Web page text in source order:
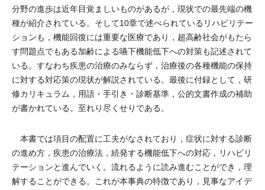
分野の進歩は近年目覚ましいものがあるが，現状での最先端の機
種が紹介されている。そして10章で述べられているリハビリテー
ションも，機能回復には重要な医療であり，超高齢社会がもたら
す問題点でもある加齢による嚥下機能低下への対策も記述されて
いる。すなわち疾患の治療のみならず，治療後の各種機能の保持
に対する対応策の現状が解説されている。最後に付録として，研
修カリキュラム，用語・手引き・診断基準，公的文書作成の補助
が書かれている。至れり尽くせりである。
本書では項目の配置に工夫がなされており，症状に対する診断
の進め方，疾患の治療法，続発する機能低下への対応，リハビリ
テーションと進んでいく。流れるように読み進むことができ，理
解することができる。これが本事典の特徴であり，見事なアイデ